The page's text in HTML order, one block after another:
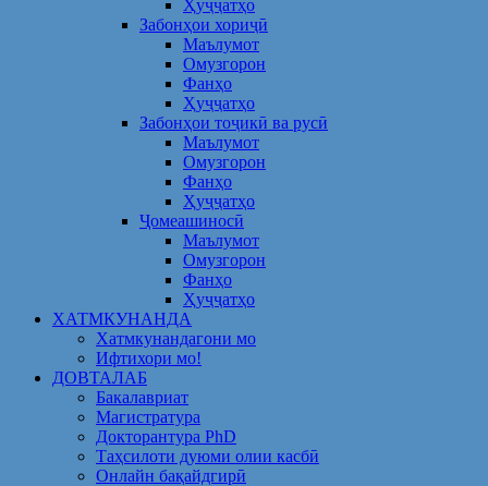
Ҳуҷҷатҳо
Забонҳои хориҷӣ
Маълумот
Омузгорон
Фанҳо
Ҳуҷҷатҳо
Забонҳои тоҷикӣ ва русӣ
Маълумот
Омузгорон
Фанҳо
Ҳуҷҷатҳо
Ҷомеашиносӣ
Маълумот
Омузгорон
Фанҳо
Ҳуҷҷатҳо
ХАТМКУНАНДА
Хатмкунандагони мо
Ифтихори мо!
ДОВТАЛАБ
Бакалавриат
Магистратура
Докторантура PhD
Таҳсилоти дуюми олии касбӣ
Онлайн бақайдгирӣ